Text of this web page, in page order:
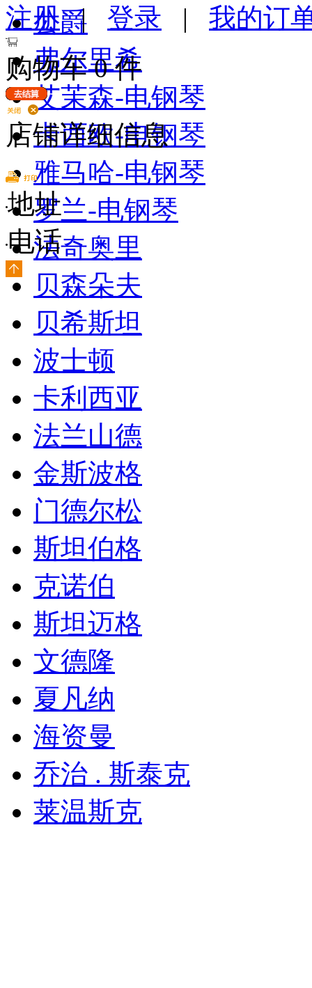
公爵
弗尔里希
艾茉森-电钢琴
卡西欧-电钢琴
雅马哈-电钢琴
罗兰-电钢琴
法奇奥里
贝森朵夫
贝希斯坦
波士顿
卡利西亚
法兰山德
金斯波格
门德尔松
斯坦伯格
克诺伯
斯坦迈格
文德隆
夏凡纳
海资曼
乔治 . 斯泰克
莱温斯克
注册| 登录 | 我的订
购物车0件
店铺详细信息
地址
电话